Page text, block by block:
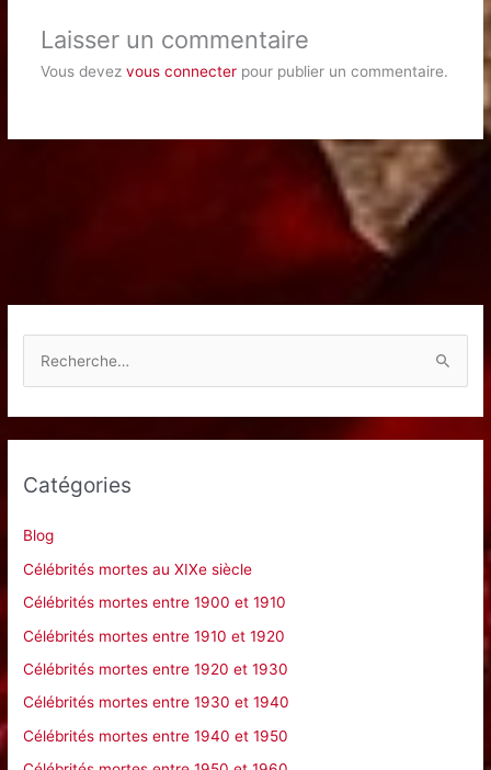
Laisser un commentaire
Vous devez vous connecterpour publier un commentaire.
h
r
:
Catégories
Blog
Célébrités mortes au XIXe siècle
Célébrités mortes entre 1900 et 1910
Célébrités mortes entre 1910 et 1920
Célébrités mortes entre 1920 et 1930
Célébrités mortes entre 1930 et 1940
Célébrités mortes entre 1940 et 1950